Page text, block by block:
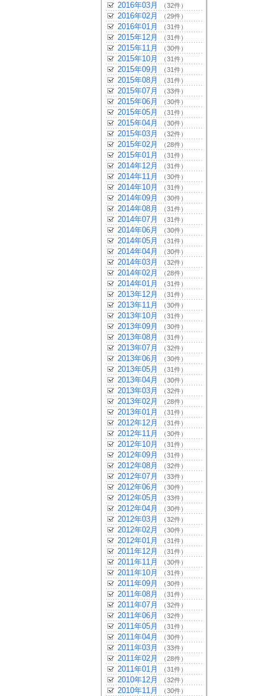
2016年03月 （32件）
2016年02月 （29件）
2016年01月 （31件）
2015年12月 （31件）
2015年11月 （30件）
2015年10月 （31件）
2015年09月 （31件）
2015年08月 （31件）
2015年07月 （33件）
2015年06月 （30件）
2015年05月 （31件）
2015年04月 （30件）
2015年03月 （32件）
2015年02月 （28件）
2015年01月 （31件）
2014年12月 （31件）
2014年11月 （30件）
2014年10月 （31件）
2014年09月 （30件）
2014年08月 （31件）
2014年07月 （31件）
2014年06月 （30件）
2014年05月 （31件）
2014年04月 （30件）
2014年03月 （32件）
2014年02月 （28件）
2014年01月 （31件）
2013年12月 （31件）
2013年11月 （30件）
2013年10月 （31件）
2013年09月 （30件）
2013年08月 （31件）
2013年07月 （32件）
2013年06月 （30件）
2013年05月 （31件）
2013年04月 （30件）
2013年03月 （32件）
2013年02月 （28件）
2013年01月 （31件）
2012年12月 （31件）
2012年11月 （30件）
2012年10月 （31件）
2012年09月 （31件）
2012年08月 （32件）
2012年07月 （33件）
2012年06月 （30件）
2012年05月 （33件）
2012年04月 （30件）
2012年03月 （32件）
2012年02月 （30件）
2012年01月 （31件）
2011年12月 （31件）
2011年11月 （30件）
2011年10月 （31件）
2011年09月 （30件）
2011年08月 （31件）
2011年07月 （32件）
2011年06月 （32件）
2011年05月 （31件）
2011年04月 （30件）
2011年03月 （33件）
2011年02月 （28件）
2011年01月 （31件）
2010年12月 （32件）
2010年11月 （30件）